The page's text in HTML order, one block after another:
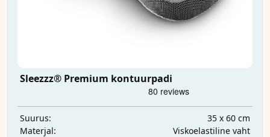
Sleezzz® Premium kontuurpadi
Suurus:
35 x 60 cm
Materjal:
Viskoelastiline vaht